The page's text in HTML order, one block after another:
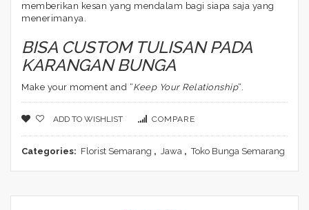
memberikan kesan yang mendalam bagi siapa saja yang
menerimanya.
BISA CUSTOM TULISAN PADA
KARANGAN BUNGA
Make your moment and “Keep Your Relationship“.
ADD TO WISHLIST COMPARE
Categories: Florist Semarang , Jawa , Toko Bunga Semarang